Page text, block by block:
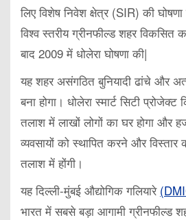
लिए विशेष निवेश क्षेत्र (SIR) की
विश्व स्तरीय ग्रीनफील्ड शहर
बाद 2009 में धोलेरा घोषणा की|
यह शहर असंगठित बुनियादी ढांचे और
बना होगा। धोलेरा स्मार्ट सिटी
तलाश में लाखों लोगों का घर होगा और
व्यवसायों को स्थापित करने और
तलाश में होंगी।
यह दिल्ली-मुंबई औद्योगिक गलियारे
भारत में सबसे बड़ा आगामी ग्रीनफील्ड